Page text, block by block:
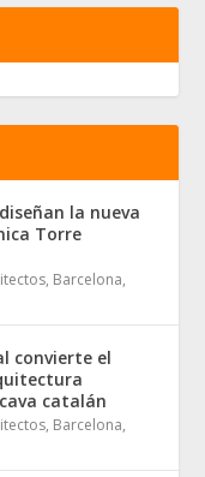
la nueva
Torre
, Barcelona,
convierte el
catalán
, Barcelona,